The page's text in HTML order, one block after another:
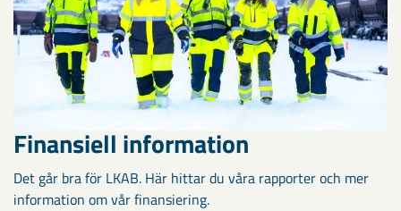
Finansiell information
Det går bra för LKAB. Här hittar du våra rapporter och mer
information om vår finansiering.